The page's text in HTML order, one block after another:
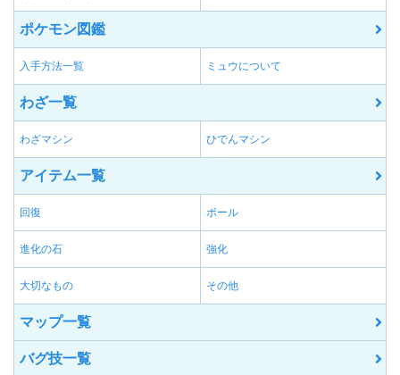
ポケモン図鑑
入手方法一覧 ミュウについて
わざ一覧
わざマシン ひでんマシン
アイテム一覧
回復 ボール
進化の石 強化
大切なもの その他
マップ一覧
バグ技一覧